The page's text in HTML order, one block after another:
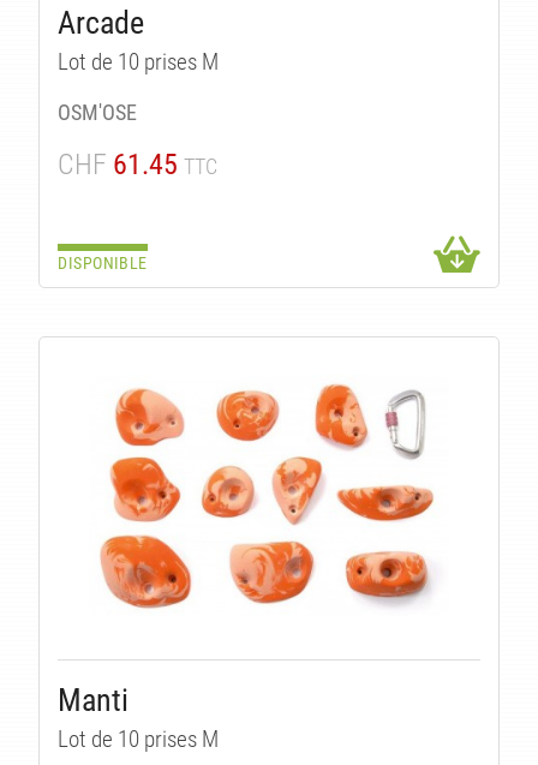
Arcade
Lot de 10 prises M
OSM'OSE
CHF 61.45 TTC
DISPONIBLE
Manti
Lot de 10 prises M